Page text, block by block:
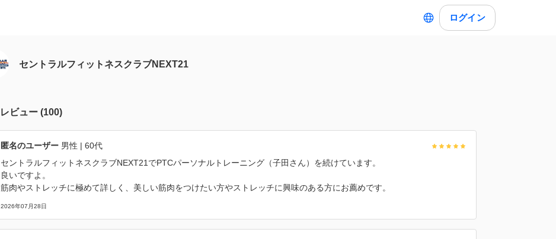
ログイン
セントラルフィットネスクラブNEXT21
レビュー (100)
匿名のユーザー 男性 | 60代
セントラルフィットネスクラブNEXT21でPTCパーソナルトレーニング（子田さん）を続けています。
良いですよ。
筋肉やストレッチに極めて詳しく、美しい筋肉をつけたい方やストレッチに興味のある方にお薦めです。
2026年07月28日